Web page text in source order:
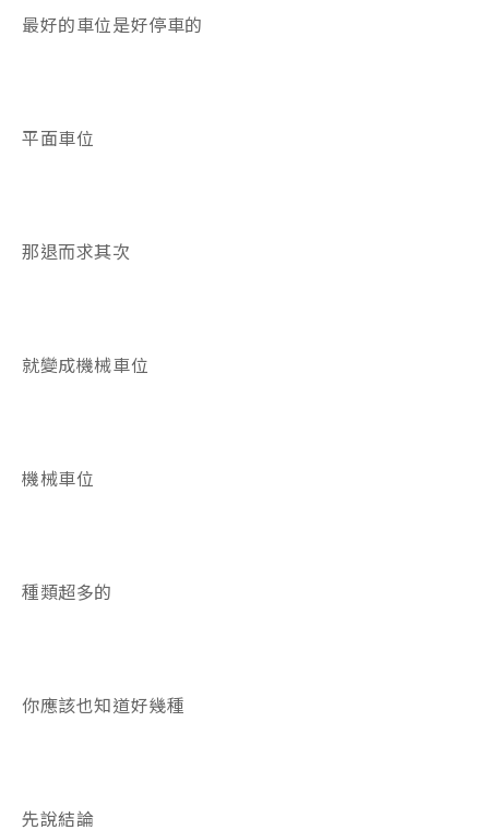
最好的車位是好停車的
平面車位
那退而求其次
就變成機械車位
機械車位
種類超多的
你應該也知道好幾種
先說結論